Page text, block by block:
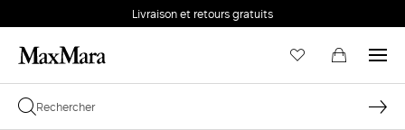
Livraison et retours gratuits